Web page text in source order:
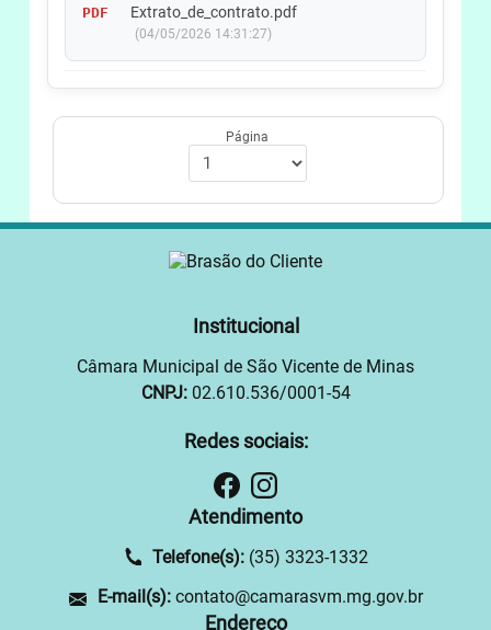
PDF Extrato_de_contrato.pdf
(04/05/2026 14:31:27)
Página
Institucional
Câmara Municipal de São Vicente de Minas
CNPJ: 02.610.536/0001-54
Redes sociais:
Atendimento
Telefone(s): (35) 3323-1332
E-mail(s): contato@camarasvm.mg.gov.br
Endereço